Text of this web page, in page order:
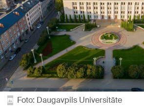
Foto: Daugavpils Universitāte